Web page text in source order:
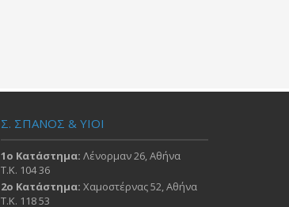
Σ. ΣΠΑΝΟΣ & ΥΙΟΙ
1ο Κατάστημα: Λένορμαν 26, Αθήνα
Τ.Κ. 104 36
2ο Κατάστημα: Χαμοστέρνας 52, Αθήνα
Τ.Κ. 118 53